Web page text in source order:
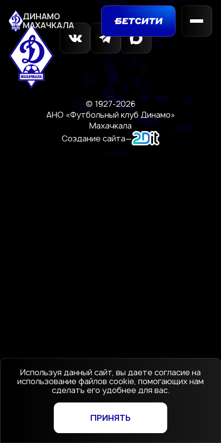
ДИНАМО
МАХАЧКАЛА
© 1927-2026
АНО «Футбольный клуб Динамо»
Махачкала
Создание сайта—
Используя данный сайт, вы даете согласие на
использование файлов cookie, помогающих нам
сделать его удобнее для вас.
ПРИНЯТЬ